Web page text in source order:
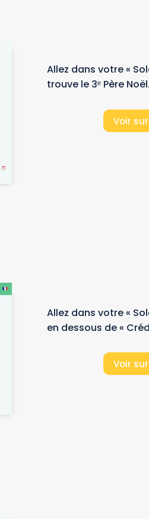
Allez dans votre «
trouve le 3ᵉ Père Noël.
Voir
Allez dans votre «
en dessous de «
Voir